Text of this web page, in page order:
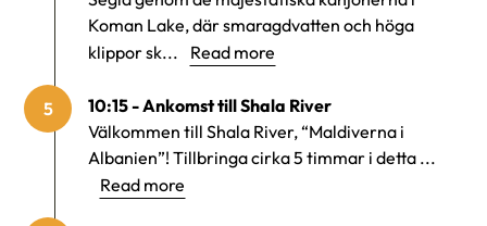
Koman Lake, där smaragdvatten och höga
klippor sk...
Read more
5
10:15 - Ankomst till Shala River
Välkommen till Shala River, “Maldiverna i
Albanien”! Tillbringa cirka 5 timmar i detta ...
Read more